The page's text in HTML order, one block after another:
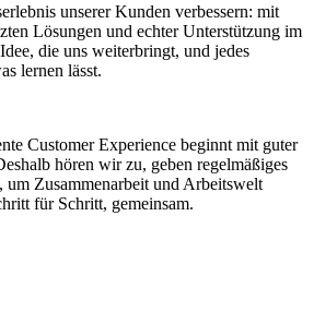
unserer Kunden verbessern: mit
Lösungen und echter Unterstützung im
die uns weiterbringt, und jedes
lernen lässt.
Customer Experience beginnt mit guter
hören wir zu, geben regelmäßiges
um Zusammenarbeit und Arbeitswelt
für Schritt, gemeinsam.